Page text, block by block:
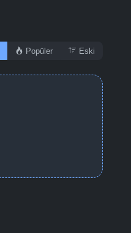
Popüler Eski